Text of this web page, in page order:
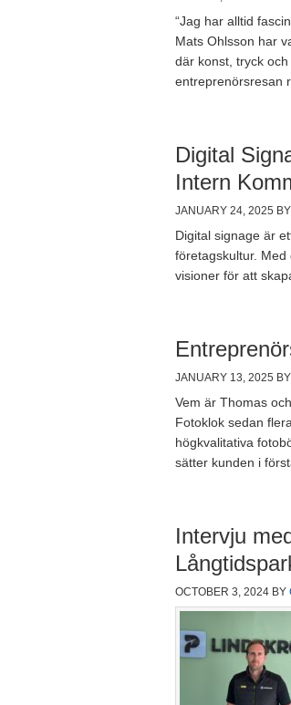
“Jag har alltid
Mats Ohlsson har
där konst, tryck
entreprenörsresan
Digital
Intern
JANUARY 24, 2025 BY
Digital signage är
företagskultur.
visioner för att
JANUARY 13, 2025 BY
Vem är Thomas
Fotoklok sedan
högkvalitativa
sätter kunden i
Intervju
OCTOBER 3, 2024 BY